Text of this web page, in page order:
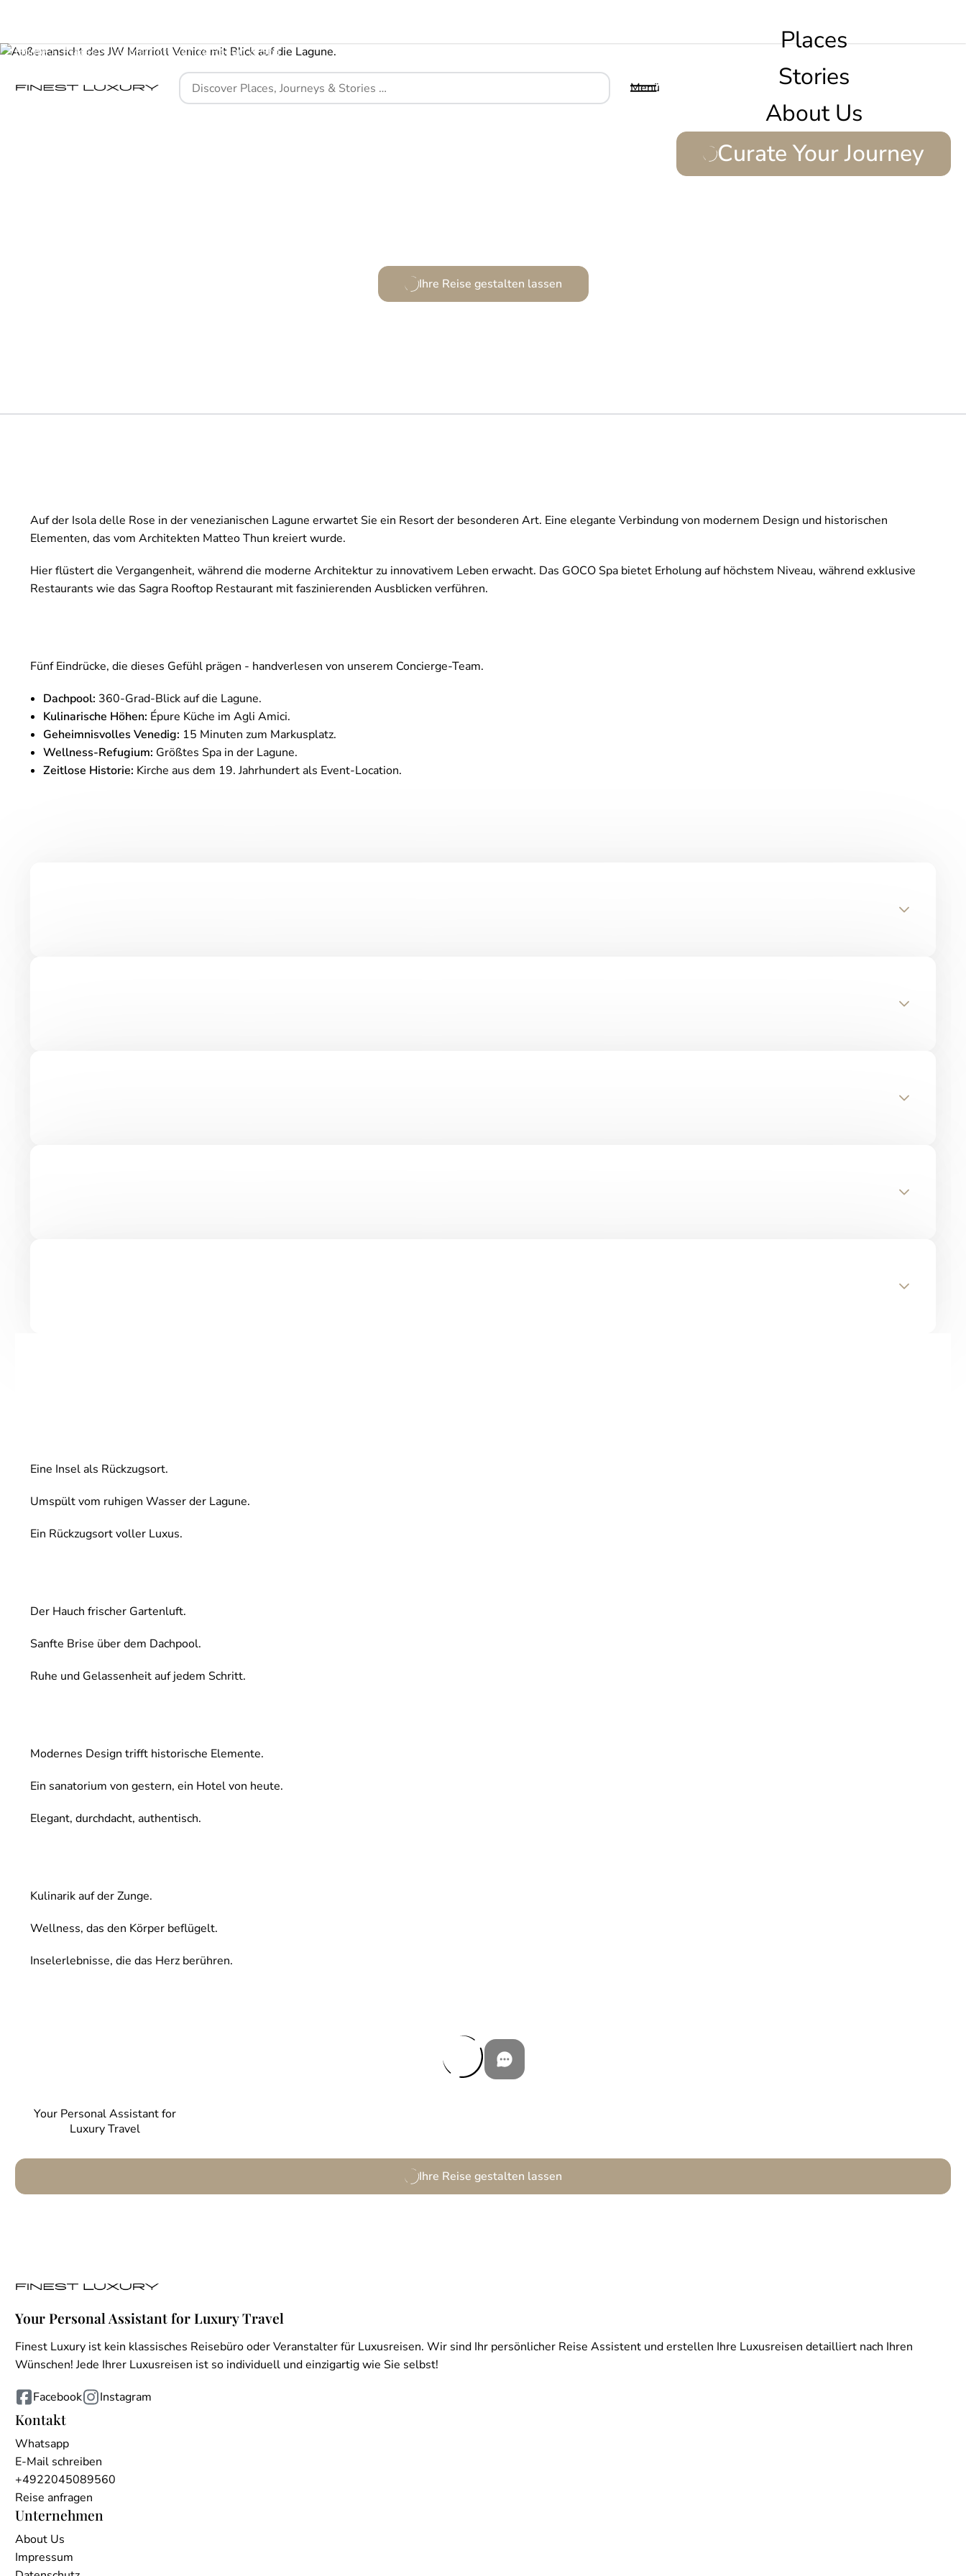
Menü
Places
Stories
About Us
Curate Your Journey
Home Places JW Marriott Venice Resort & Spa
Ihre Reise gestalten lassen
Your Personal Assistant for
Luxury Travel
Ihre Reise gestalten lassen
Auf der Isola delle Rose in der venezianischen Lagune erwartet Sie ein Resort der besonderen Art. Eine elegante Verbindung von modernem Design und historischen
Elementen, das vom Architekten Matteo Thun kreiert wurde.
Hier flüstert die Vergangenheit, während die moderne Architektur zu innovativem Leben erwacht. Das GOCO Spa bietet Erholung auf höchstem Niveau, während exklusive
Restaurants wie das Sagra Rooftop Restaurant mit faszinierenden Ausblicken verführen.
Fünf Eindrücke, die dieses Gefühl prägen - handverlesen von unserem Concierge-Team.
Dachpool: 360-Grad-Blick auf die Lagune.
Kulinarische Höhen: Épure Küche im Agli Amici.
Geheimnisvolles Venedig: 15 Minuten zum Markusplatz.
Wellness-Refugium: Größtes Spa in der Lagune.
Zeitlose Historie: Kirche aus dem 19. Jahrhundert als Event-Location.
Eine Insel als Rückzugsort.
Umspült vom ruhigen Wasser der Lagune.
Ein Rückzugsort voller Luxus.
Der Hauch frischer Gartenluft.
Sanfte Brise über dem Dachpool.
Ruhe und Gelassenheit auf jedem Schritt.
Modernes Design trifft historische Elemente.
Ein sanatorium von gestern, ein Hotel von heute.
Elegant, durchdacht, authentisch.
Kulinarik auf der Zunge.
Wellness, das den Körper beflügelt.
Inselerlebnisse, die das Herz berühren.
Your Personal Assistant for Luxury Travel
Finest Luxury ist kein klassisches Reisebüro oder Veranstalter für Luxusreisen. Wir sind Ihr persönlicher Reise Assistent und erstellen Ihre Luxusreisen detailliert nach Ihren
Wünschen! Jede Ihrer Luxusreisen ist so individuell und einzigartig wie Sie selbst!
Facebook Instagram
Kontakt
Whatsapp
E-Mail schreiben
+4922045089560
Reise anfragen
Unternehmen
About Us
Impressum